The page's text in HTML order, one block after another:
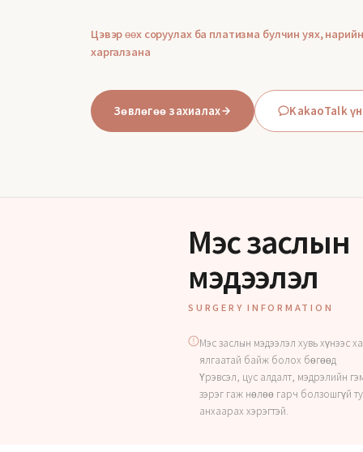
Цэвэр өөх соруулах ба платизма булчин уях,
харгалзана
Зөвлөгөө захиалах KakaoTalk
Мэс заслын
мэдээлэл
SURGERY INFORMATION
Мэс заслын мэдээлэл хувь хүнээс
ялгаатай байж болох бөгөөд
Үрэвсэл, цус алдалт, мэдрэлийн
зэрэг гаж нөлөө гарч болзошгүй
анхаарах хэрэгтэй.